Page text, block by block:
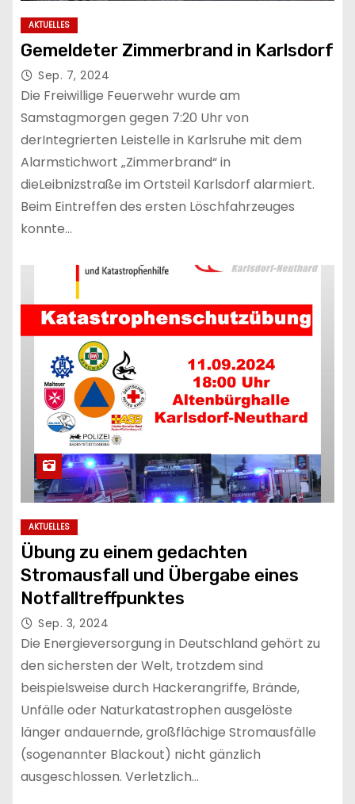
AKTUELLES
Gemeldeter Zimmerbrand in Karlsdorf
Sep. 7, 2024
Die Freiwillige Feuerwehr wurde am
Samstagmorgen gegen 7:20 Uhr von
derIntegrierten Leistelle in Karlsruhe mit dem
Alarmstichwort „Zimmerbrand“ in
dieLeibnizstraße im Ortsteil Karlsdorf alarmiert.
Beim Eintreffen des ersten Löschfahrzeuges
konnte…
AKTUELLES
Übung zu einem gedachten
Stromausfall und Übergabe eines
Notfalltreffpunktes
Sep. 3, 2024
Die Energieversorgung in Deutschland gehört zu
den sichersten der Welt, trotzdem sind
beispielsweise durch Hackerangriffe, Brände,
Unfälle oder Naturkatastrophen ausgelöste
länger andauernde, großflächige Stromausfälle
(sogenannter Blackout) nicht gänzlich
ausgeschlossen. Verletzlich…